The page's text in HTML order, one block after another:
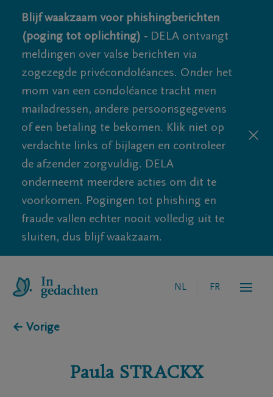
Blijf waakzaam voor phishingberichten
(poging tot oplichting) - DELA ontvangt
meldingen over valse berichten via
zogezegde privécondoléances. Onder het
mom van een condoléance tracht men
mailadressen, andere persoonsgegevens
of een betaling te bekomen. Klik niet op
verdachte links of bijlagen en controleer
de afzender zorgvuldig. DELA
onderneemt meerdere acties om dit te
voorkomen. Pogingen tot phishing en
fraude vallen echter nooit volledig uit te
sluiten, dus blijf waakzaam.
NL FR
← Vorige
Paula STRACKX